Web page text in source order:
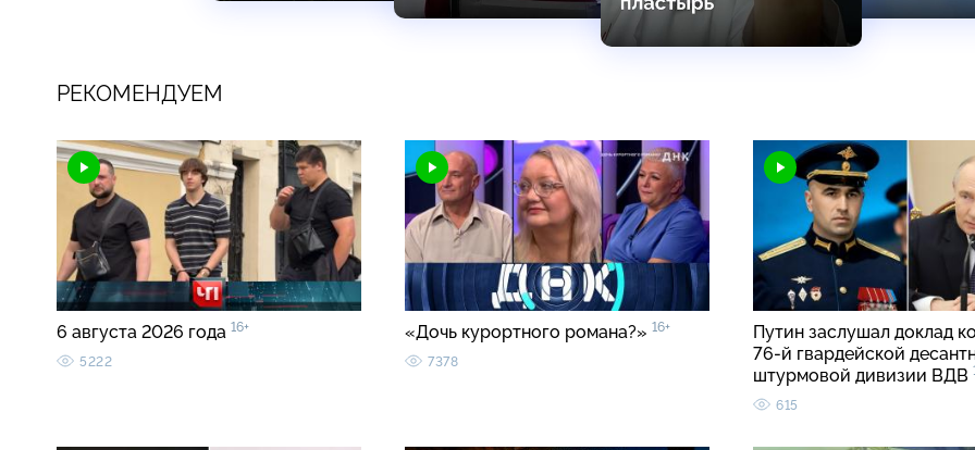
РЕКОМЕНДУЕМ
6 августа 2026 года 16+
5222
«Дочь курортного романа?» 16+
7378
Путин заслушал доклад
76-й гвардейской
штурмовой дивизии ВДВ
615